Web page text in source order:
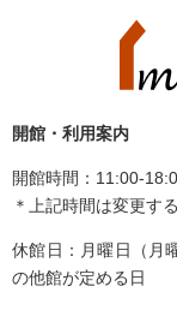
開館・利用案内
開館時間：11:00-
＊上記時間は変更す
休館日：月曜日（月
の他館が定める日